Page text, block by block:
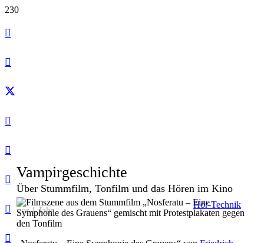
Vampirgeschichte
Über Stummfilm, Tonfilm und das Hören im Kino
vor 1 Jahr
Hör-Technik